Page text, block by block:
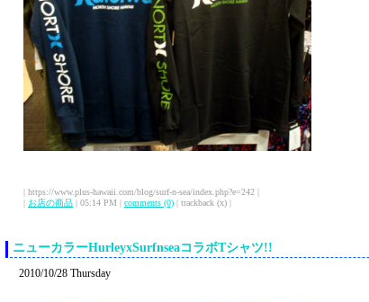
| https://www.plus-hawaii.com/blog/surf-n-sea/index.php?e=242 |
| お店の商品 | 05:14 PM | comments (0) | trackback (x) |
ニューカラーHurleyxSurfnseaコラボTシャツ!!
2010/10/28 Thursday